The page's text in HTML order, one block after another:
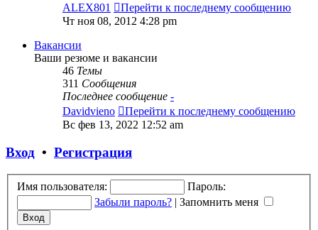
ALEX801
Перейти к последнему сообщению
Чт ноя 08, 2012 4:28 pm
Вакансии
Ваши резюме и вакансии
46 Темы
311 Сообщения
Последнее сообщение -
Davidvieno
Перейти к последнему сообщению
Вс фев 13, 2022 12:52 am
Вход • Регистрация
Имя пользователя:
Пароль:
Забыли пароль? | Запомнить меня